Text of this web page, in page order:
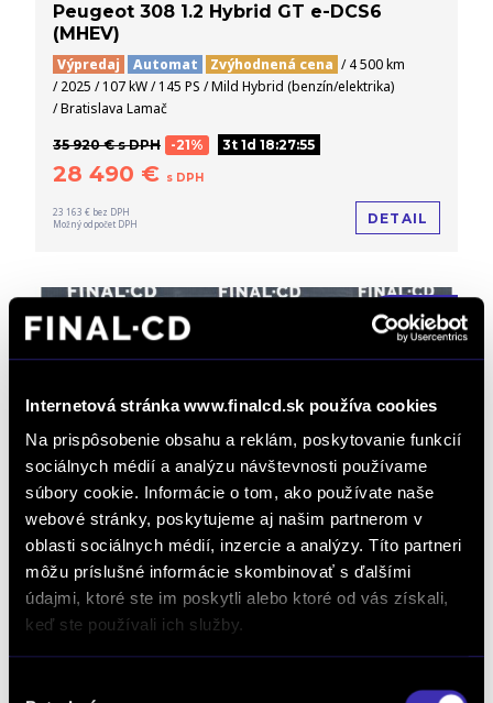
Internetová stránka www.finalcd.sk používa cookies
Na prispôsobenie obsahu a reklám, poskytovanie funkcií
sociálnych médií a analýzu návštevnosti používame
súbory cookie. Informácie o tom, ako používate naše
webové stránky, poskytujeme aj našim partnerom v
oblasti sociálnych médií, inzercie a analýzy. Títo partneri
môžu príslušné informácie skombinovať s ďalšími
údajmi, ktoré ste im poskytli alebo ktoré od vás získali,
keď ste používali ich služby.
Peugeot 308 1.2 Hybrid GT e-DCS6
(MHEV)
Výpredaj Automat Zvýhodnená cena / 4 500 km
/ 2025 / 107 kW / 145 PS / Mild Hybrid (benzín/elektrika)
/ Bratislava Lamač
35 920 € s DPH -21% 3t 1d 18:27:54
28 490 € s DPH
23 163 € bez DPH
Možný odpočet DPH
DETAIL
Peugeot 308 SW 1.2 Hybrid ALLURE e-
DCS6 (MHEV)
Výpredaj Automat Zvýhodnená cena / 5 500 km
/ 2025 / 107 kW / 145 PS / Mild Hybrid (benzín/elektrika)